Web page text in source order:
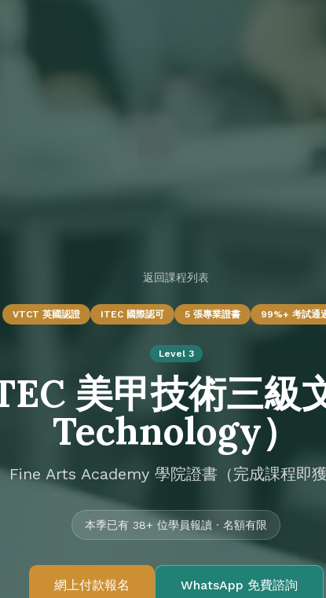
返回課程列表
VTCT 英國認證 ITEC 國際認可 5 張專業證書 99%+ 考試通
Level 3
美甲技術三級
Technology）
Fine Arts Academy 學院證書（完成課程即獲
本季已有 38+ 位學員報讀 · 名額有限
網上付款報名 WhatsApp 免費諮詢